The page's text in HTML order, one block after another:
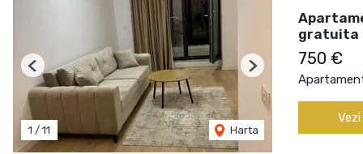
1 / 11 Harta
Previous Next
gratuita
750 €